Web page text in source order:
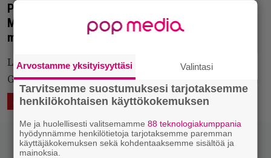
Peikkomiehen soolohommat: Finntroll-laulaja
Mathias Lillmåns julkaisee omaa tuotantoa, uusi
mustavalkoinen biisi kuultavana
Lillmåns avaa soolopelin kappaleella nimeltä In
Glorious Black and White.
ÄÄNTÄ KUVAA 21.5.2026 13:55 Saku Schildt
Arvostamme yksityisyyttäsi Valintasi
Tarvitsemme suostumuksesi tarjotaksemme
henkilökohtaisen käyttökokemuksen
Me ja huolellisesti valitsemamme88 teknologiakumppania
hyödynnämme henkilötietoja tarjotaksemme paremman
käyttäjäkokemuksen sekä kohdentaaksemme sisältöä ja
mainoksia.